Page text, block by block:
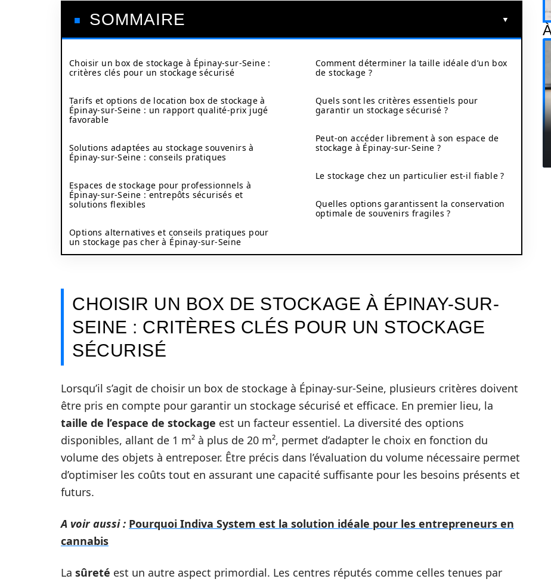
SOMMAIRE
Choisir un box de stockage à Épinay-sur-Seine :
critères clés pour un stockage sécurisé
Tarifs et options de location box de stockage à
Épinay-sur-Seine : un rapport qualité-prix jugé
favorable
Solutions adaptées au stockage souvenirs à
Épinay-sur-Seine : conseils pratiques
Espaces de stockage pour professionnels à
Épinay-sur-Seine : entrepôts sécurisés et
solutions flexibles
Options alternatives et conseils pratiques pour
un stockage pas cher à Épinay-sur-Seine
Comment déterminer la taille idéale d’un box
de stockage ?
Quels sont les critères essentiels pour
garantir un stockage sécurisé ?
Peut-on accéder librement à son espace de
stockage à Épinay-sur-Seine ?
Le stockage chez un particulier est-il fiable ?
Quelles options garantissent la conservation
optimale de souvenirs fragiles ?
CHOISIR UN BOX DE STOCKAGE À ÉPINAY-SUR-
SEINE : CRITÈRES CLÉS POUR UN STOCKAGE
SÉCURISÉ
Lorsqu’il s’agit de choisir un box de stockage à Épinay-sur-Seine, plusieurs critères doivent
être pris en compte pour garantir un stockage sécurisé et efficace. En premier lieu, la
taille de l’espace de stockage est un facteur essentiel. La diversité des options
disponibles, allant de 1 m² à plus de 20 m², permet d’adapter le choix en fonction du
volume des objets à entreposer. Être précis dans l’évaluation du volume nécessaire permet
d’optimiser les coûts tout en assurant une capacité suffisante pour les besoins présents et
futurs.
A voir aussi : Pourquoi Indiva System est la solution idéale pour les entrepreneurs en
cannabis
La sûreté est un autre aspect primordial. Les centres réputés comme celles tenues par